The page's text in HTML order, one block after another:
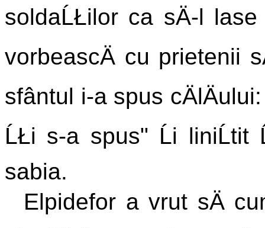
soldaĹŁilor ca sÄ-l lase
vorbeascÄ cu prietenii
sfântul i-a spus
ĹŁi s-a spus" Ĺi
sabia.
Elpidefor a vrut sÄ